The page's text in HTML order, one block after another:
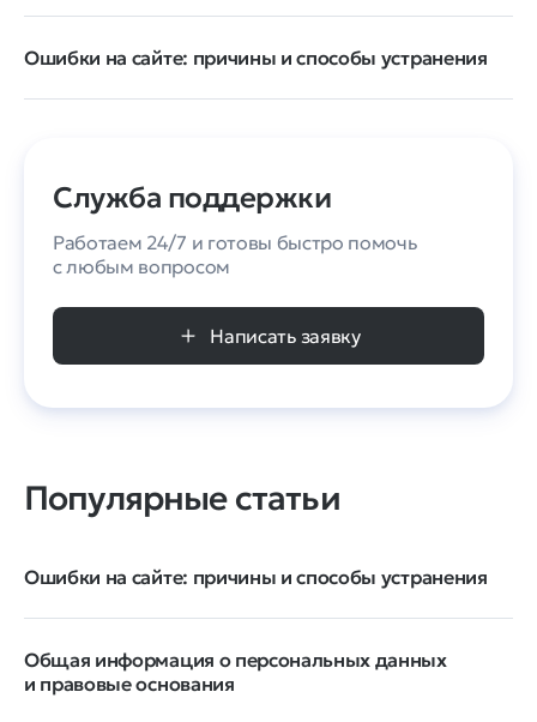
Ошибки на сайте: причины и способы устранения
Служба поддержки
Работаем 24/7 и готовы быстро помочь
с любым вопросом
Написать заявку
Популярные статьи
Ошибки на сайте: причины и способы устранения
Общая информация о персональных данных
и правовые основания